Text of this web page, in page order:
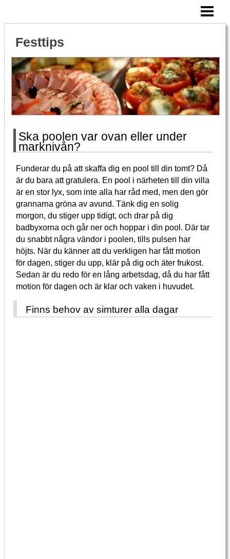
CATERING FRÅN RÄTT FÖRETAG
BLOGG
Festtips
Ska poolen var ovan eller under
marknivån?
Funderar du på att skaffa dig en pool till din tomt? Då
är du bara att gratulera. En pool i närheten till din villa
är en stor lyx, som inte alla har råd med, men den gör
grannarna gröna av avund. Tänk dig en solig
morgon, du stiger upp tidigt, och drar på dig
badbyxorna och går ner och hoppar i din pool. Där tar
du snabbt några vändor i poolen, tills pulsen har
höjts. När du känner att du verkligen har fått motion
för dagen, stiger du upp, klär på dig och äter frukost.
Sedan är du redo för en lång arbetsdag, då du har fått
motion för dagen och är klar och vaken i huvudet.
Finns behov av simturer alla dagar